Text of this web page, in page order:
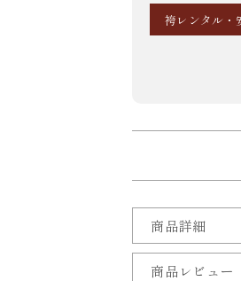
袴レンタル・
商品詳細
商品レビュー